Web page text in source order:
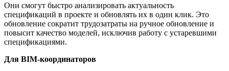
Они смогут быстро анализировать актуальность
спецификаций в проекте и обновлять их в один клик. Это
обновление сократит трудозатраты на ручное обновление и
повысит качество моделей, исключив работу с устаревшими
спецификациями.
Для BIM-координаторов